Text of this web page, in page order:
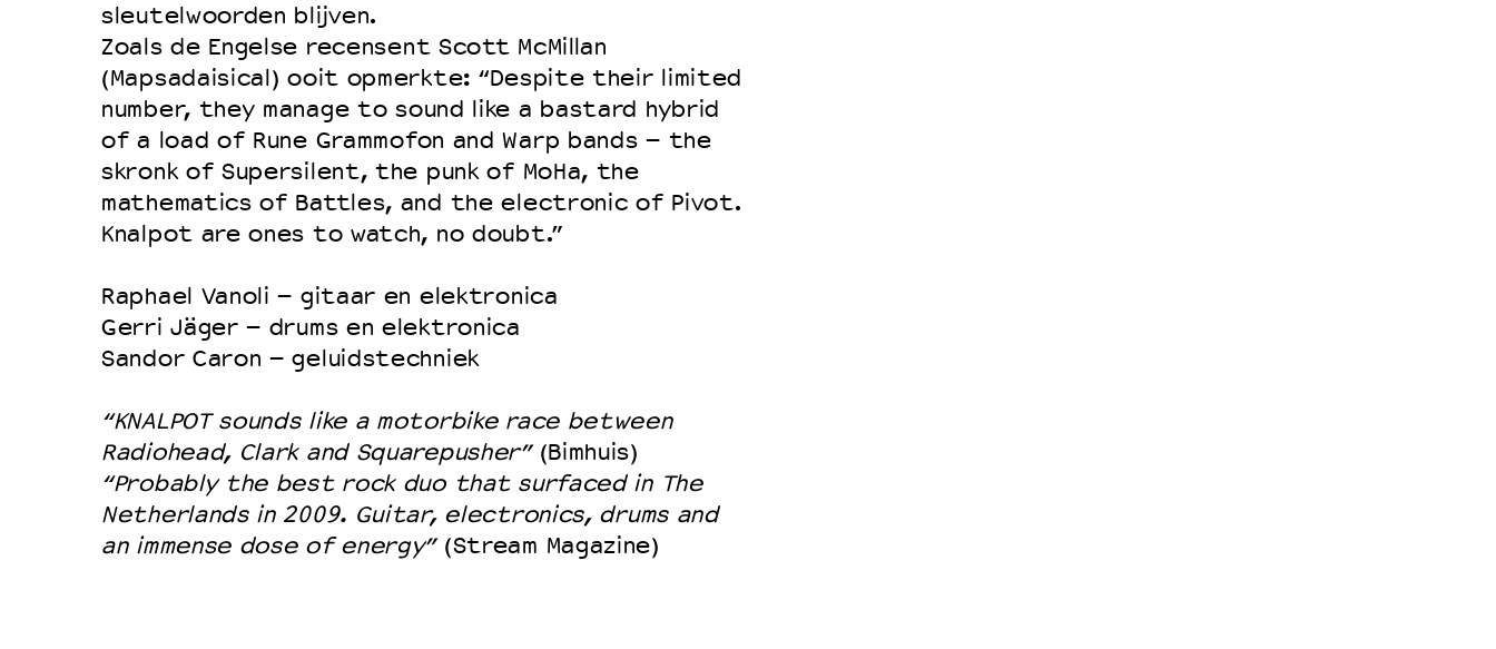
sleutelwoorden blijven.
Zoals de Engelse recensent Scott McMillan
(Mapsadaisical) ooit opmerkte: “Despite their limited
number, they manage to sound like a bastard hybrid
of a load of Rune Grammofon and Warp bands – the
skronk of Supersilent, the punk of MoHa, the
mathematics of Battles, and the electronic of Pivot.
Knalpot are ones to watch, no doubt.”
Raphael Vanoli – gitaar en elektronica
Gerri Jäger – drums en elektronica
Sandor Caron – geluidstechniek
“KNALPOT sounds like a motorbike race between
Radiohead, Clark and Squarepusher”(Bimhuis)
“Probably the best rock duo that surfaced in The
Netherlands in 2009. Guitar, electronics, drums and
an immense dose of energy”(Stream Magazine)